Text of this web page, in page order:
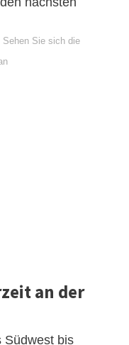
Sehen Sie sich die
an der
Südwest bis